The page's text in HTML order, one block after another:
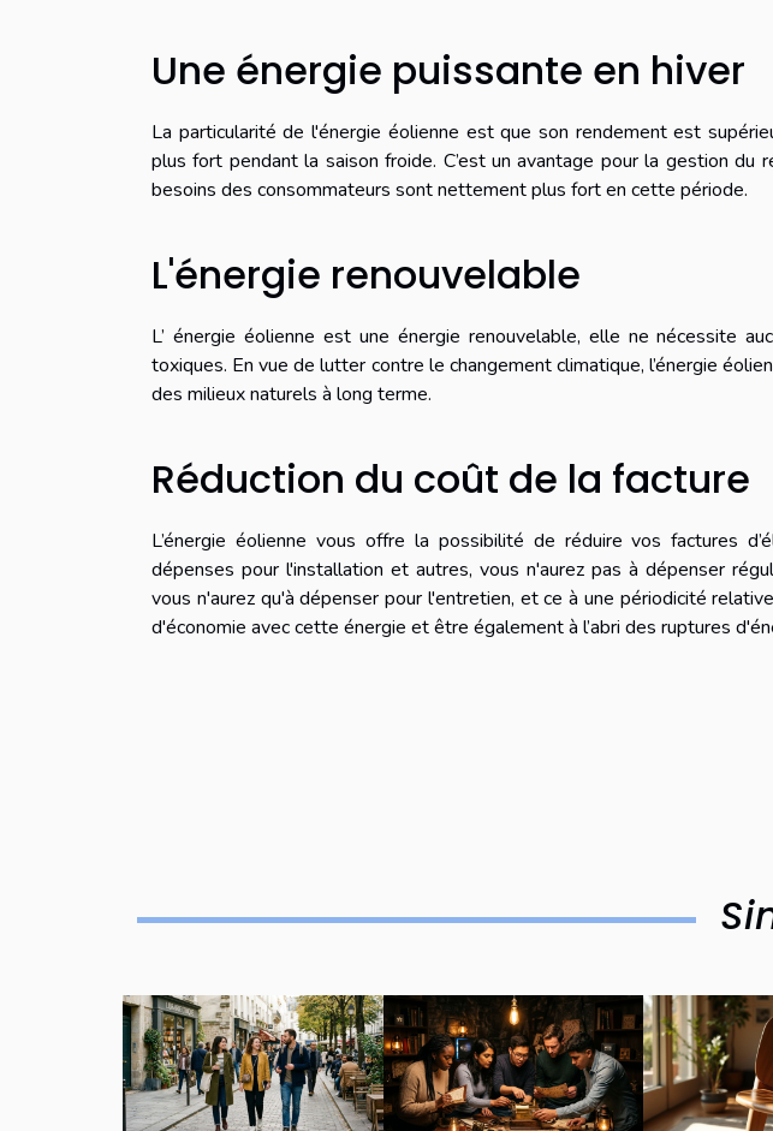
Une énergie puissante en hiver
La particularité de l'énergie éolienne est que son rendement est
plus fort pendant la saison froide. C’est un avantage pour la gestion
besoins des consommateurs sont nettement plus fort en cette période.
L'énergie renouvelable
L’ énergie éolienne est une énergie renouvelable, elle ne nécessite
toxiques. En vue de lutter contre le changement climatique, l’énergie
des milieux naturels à long terme.
Réduction du coût de la facture
L’énergie éolienne vous offre la possibilité de réduire vos factures
dépenses pour l'installation et autres, vous n'aurez pas à dépenser
vous n'aurez qu'à dépenser pour l'entretien, et ce à une périodicité
d'économie avec cette énergie et être également à l’abri des ruptures